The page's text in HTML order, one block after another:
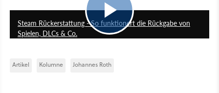
Steam Rückerstattung - So funktionert die Rückgabe von
Spielen, DLCs & Co.
Artikel Kolumne Johannes Roth